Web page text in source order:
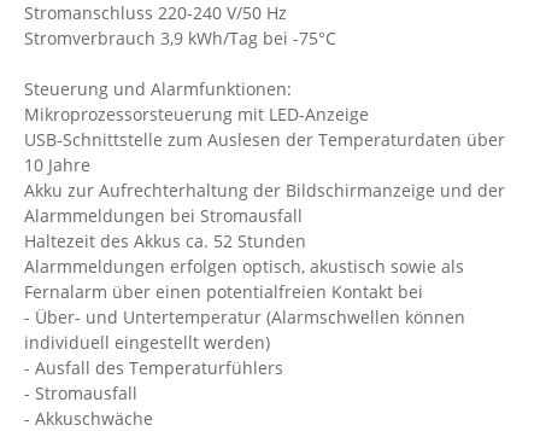
Stromanschluss 220-240 V/50 Hz
Stromverbrauch 3,9 kWh/Tag bei -75°C
Steuerung und Alarmfunktionen:
Mikroprozessorsteuerung mit LED-Anzeige
USB-Schnittstelle zum Auslesen der Temperaturdaten über
10 Jahre
Akku zur Aufrechterhaltung der Bildschirmanzeige und der
Alarmmeldungen bei Stromausfall
Haltezeit des Akkus ca. 52 Stunden
Alarmmeldungen erfolgen optisch, akustisch sowie als
Fernalarm über einen potentialfreien Kontakt bei
- Über- und Untertemperatur (Alarmschwellen können
individuell eingestellt werden)
- Ausfall des Temperaturfühlers
- Stromausfall
- Akkuschwäche